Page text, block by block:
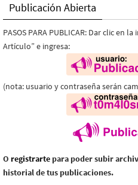
Publicación Abierta
PASOS PARA PUBLICAR: Dar clic en
Artículo” e ingresa:
(nota: usuario y contraseña serán
O registrarte para poder subir
historial de tus publicaciones.